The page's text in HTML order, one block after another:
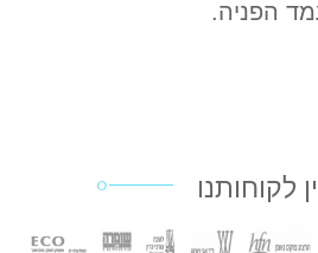
הפניה.
לקוחותנו